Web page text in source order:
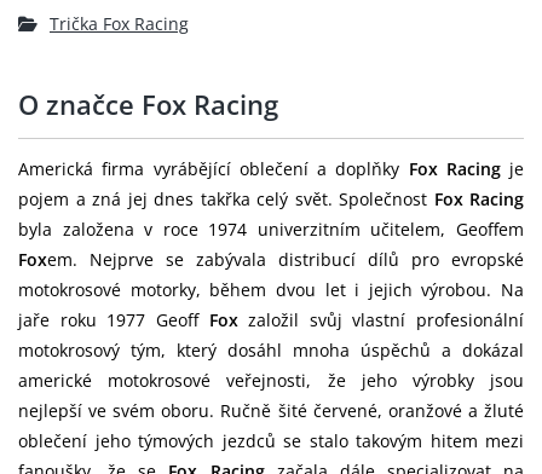
Trička Fox Racing
O značce Fox Racing
Americká firma vyrábějící oblečení a doplňky Fox Racingje
pojem a zná jej dnes takřka celý svět. Společnost Fox Racing
byla založena v roce 1974 univerzitním učitelem, Geoffem
Foxem. Nejprve se zabývala distribucí dílů pro evropské
motokrosové motorky, během dvou let i jejich výrobou. Na
jaře roku 1977 Geoff Foxzaložil svůj vlastní profesionální
motokrosový tým, který dosáhl mnoha úspěchů a dokázal
americké motokrosové veřejnosti, že jeho výrobky jsou
nejlepší ve svém oboru. Ručně šité červené, oranžové a žluté
oblečení jeho týmových jezdců se stalo takovým hitem mezi